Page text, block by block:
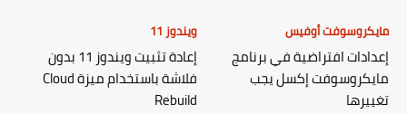
مايكروسوفت أوفيس
إعدادات افتراضية في برنامج
مايكروسوفت إكسل يجب
تغييرها
ويندوز 11
إعادة تثبيت ويندوز 11 بدون
فلاشة باستخدام ميزة Cloud
Rebuild